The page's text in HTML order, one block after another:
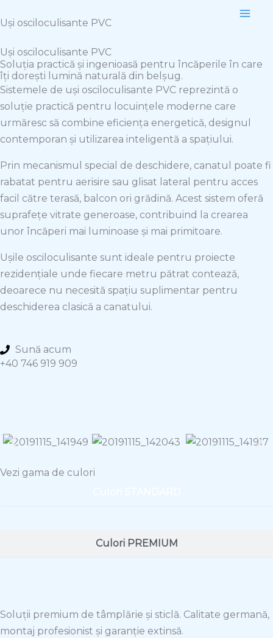
to
Uși osciloculisante PVC
Uși osciloculisante PVC
Soluția practică și ingenioasă pentru încăperile în care
îți dorești lumină naturală din belșug.
Sistemele de uși osciloculisante PVC reprezintă o
soluție practică pentru locuințele moderne care
urmăresc să combine eficiența energetică, designul
contemporan și utilizarea inteligentă a spațiului.
Prin mecanismul special de deschidere, canatul poate fi
rabatat pentru aerisire sau glisat lateral pentru acces
facil către terasă, balcon ori grădină. Acest sistem oferă
suprafețe vitrate generoase, contribuind la crearea
unor încăperi mai luminoase și mai primitoare.
Ușile osciloculisante sunt ideale pentru proiecte
rezidențiale unde fiecare metru pătrat contează,
deoarece nu necesită spațiu suplimentar pentru
deschiderea clasică a canatului.
Sună acum
+40 746 919 909
Vezi gama de culori
Culori PREMIUM
Soluții premium de tâmplărie și sticlă. Calitate germană,
montaj profesionist și garanție extinsă.